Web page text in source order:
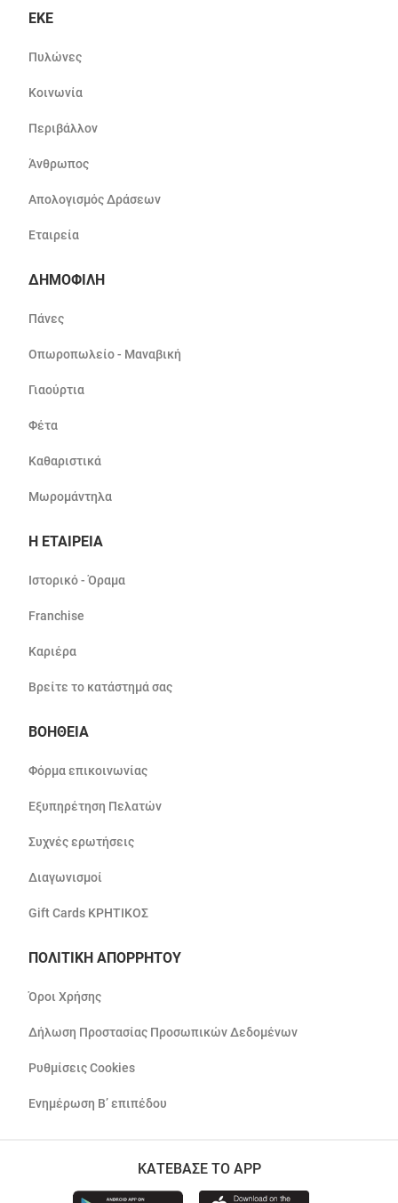
ΕΚΕ
Πυλώνες
Κοινωνία
Περιβάλλον
Άνθρωπος
Απολογισμός Δράσεων
Εταιρεία
ΔΗΜΟΦΙΛΗ
Πάνες
Οπωροπωλείο - Μαναβική
Γιαούρτια
Φέτα
Καθαριστικά
Μωρομάντηλα
Η ΕΤΑΙΡΕΙΑ
Ιστορικό - Όραμα
Franchise
Καριέρα
Βρείτε το κατάστημά σας
ΒΟΗΘΕΙΑ
Φόρμα επικοινωνίας
Εξυπηρέτηση Πελατών
Συχνές ερωτήσεις
Διαγωνισμοί
Gift Cards ΚΡΗΤΙΚΟΣ
ΠΟΛΙΤΙΚΗ ΑΠΟΡΡΗΤΟΥ
Όροι Χρήσης
Δήλωση Προστασίας Προσωπικών Δεδομένων
Ρυθμίσεις Cookies
Ενημέρωση Β’ επιπέδου
ΚΑΤΕΒΑΣΕ ΤΟ APP